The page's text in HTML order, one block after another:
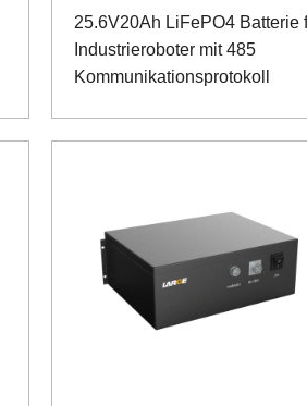
25.6V20Ah LiFePO4 Batterie
Industrieroboter mit 485
Kommunikationsprotokoll